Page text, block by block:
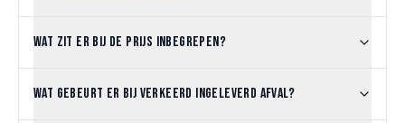
Wat zit er bij de prijs inbegrepen?
Wat gebeurt er bij verkeerd ingeleverd afval?